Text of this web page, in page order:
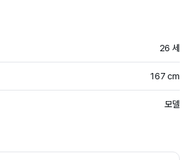
26 세
167 cm
모델